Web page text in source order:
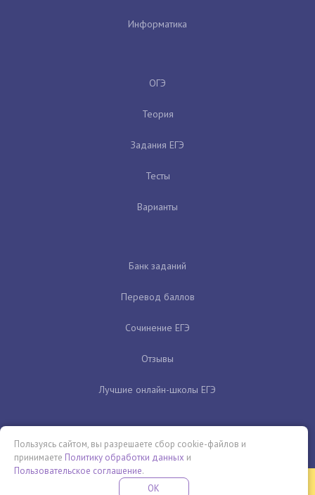
Информатика
ОГЭ
Теория
Задания ЕГЭ
Тесты
Варианты
Банк заданий
Перевод баллов
Сочинение ЕГЭ
Отзывы
Лучшие онлайн-школы ЕГЭ
Бесплатная летняя школа
Пользуясь сайтом, вы разрешаете сбор cookie-файлов и
принимаете Политику обработки данных и
Пользовательское соглашение.
OK